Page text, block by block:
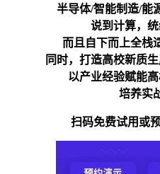
半导体/智能制造/能
说到计算，
而且自下而上全栈
同时，打造高校新质
以产业经验赋能
培养实
扫码免费试用或